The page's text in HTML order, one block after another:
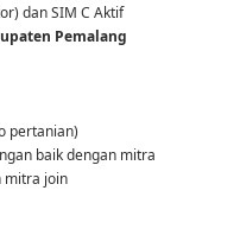
dan SIM C Aktif
Pemalang
pertanian)
baik dengan mitra
mitra join